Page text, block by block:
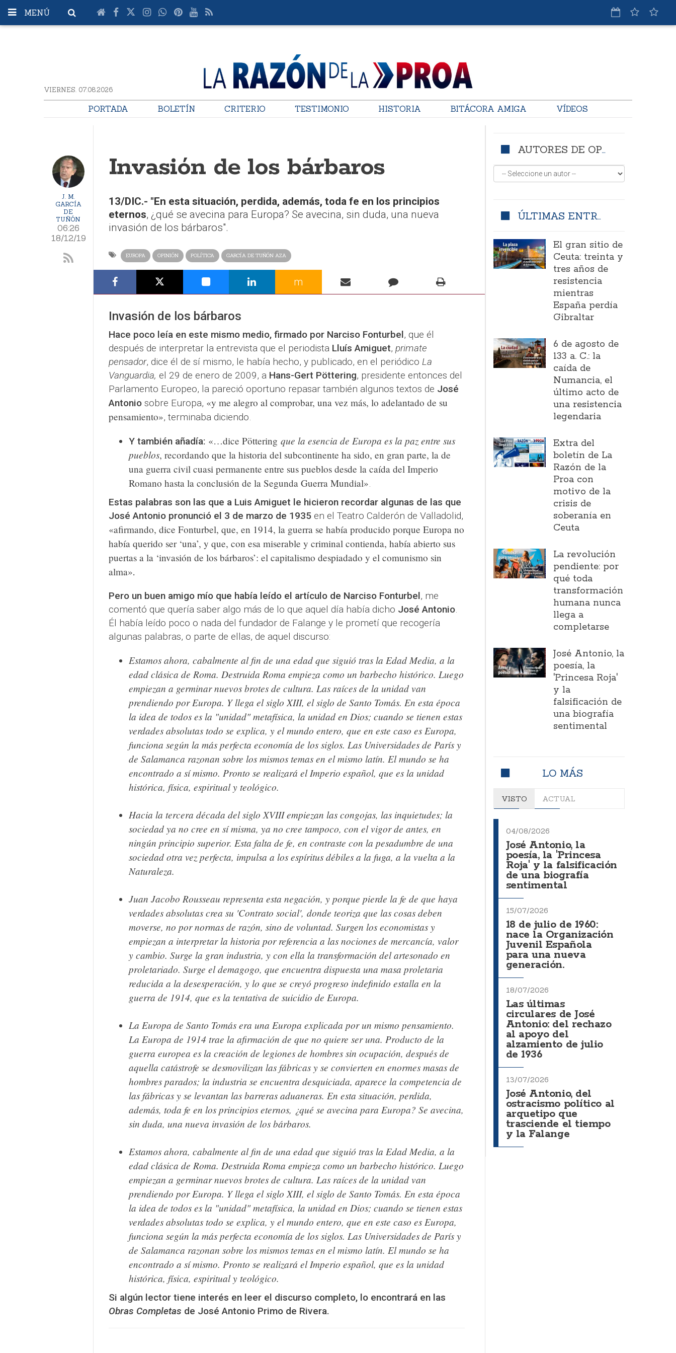
MENÚ
VIERNES. 07.08.2026
PORTADA BOLETÍN CRITERIO TESTIMONIO HISTORIA BITÁCORA AMIGA VÍDEOS
J. M.
GARCÍA
DE
TUÑÓN
06:26
18/12/19
Invasión de los bárbaros
13/DIC.- "En esta situación, perdida, además, toda fe en los principios
eternos, ¿qué se avecina para Europa? Se avecina, sin duda, una nueva
invasión de los bárbaros".
EUROPA OPINIÓN POLÍTICA GARCÍA DE TUÑÓN AZA
m
Invasión de los bárbaros
Hace poco leía en este mismo medio, firmado por Narciso Fonturbel, que él
después de interpretar la entrevista que el periodista Lluís Amiguet, primate
pensador, dice él de sí mismo, le había hecho, y publicado, en el periódico La
Vanguardia, el 29 de enero de 2009, a Hans-Gert Pöttering, presidente entonces del
Parlamento Europeo, la pareció oportuno repasar también algunos textos de José
Antoniosobre Europa, «y me alegro al comprobar, una vez más, lo adelantado de su
pensamiento», terminaba diciendo.
Y también añadía: «…dice Pöttering que la esencia de Europa es la paz entre sus
pueblos, recordando que la historia del subcontinente ha sido, en gran parte, la de
una guerra civil cuasi permanente entre sus pueblos desde la caída del Imperio
Romano hasta la conclusión de la Segunda Guerra Mundial».
Estas palabras son las que a Luis Amiguet le hicieron recordar algunas de las que
José Antonio pronunció el 3 de marzo de 1935en el Teatro Calderón de Valladolid,
«afirmando, dice Fonturbel, que, en 1914, la guerra se había producido porque Europa no
había querido ser ‘una’, y que, con esa miserable y criminal contienda, había abierto sus
puertas a la ‘invasión de los bárbaros’: el capitalismo despiadado y el comunismo sin
alma».
Pero un buen amigo mío que había leído el artículo de Narciso Fonturbel, me
comentó que quería saber algo más de lo que aquel día había dicho José Antonio.
Él había leído poco o nada del fundador de Falange y le prometí que recogería
algunas palabras, o parte de ellas, de aquel discurso:
Estamos ahora, cabalmente al fin de una edad que siguió tras la Edad Media, a la
edad clásica de Roma. Destruida Roma empieza como un barbecho histórico. Luego
empiezan a germinar nuevos brotes de cultura. Las raíces de la unidad van
prendiendo por Europa. Y llega el siglo XIII, el siglo de Santo Tomás. En esta época
la idea de todos es la "unidad" metafísica, la unidad en Dios; cuando se tienen estas
verdades absolutas todo se explica, y el mundo entero, que en este caso es Europa,
funciona según la más perfecta economía de los siglos. Las Universidades de París y
de Salamanca razonan sobre los mismos temas en el mismo latín. El mundo se ha
encontrado a sí mismo. Pronto se realizará el Imperio español, que es la unidad
histórica, física, espiritual y teológico.
Hacia la tercera década del siglo XVIII empiezan las congojas, las inquietudes; la
sociedad ya no cree en sí misma, ya no cree tampoco, con el vigor de antes, en
ningún principio superior. Esta falta de fe, en contraste con la pesadumbre de una
sociedad otra vez perfecta, impulsa a los espíritus débiles a la fuga, a la vuelta a la
Naturaleza.
Juan Jacobo Rousseau representa esta negación, y porque pierde la fe de que haya
verdades absolutas crea su 'Contrato social', donde teoriza que las cosas deben
moverse, no por normas de razón, sino de voluntad. Surgen los economistas y
empiezan a interpretar la historia por referencia a las nociones de mercancía, valor
y cambio. Surge la gran industria, y con ella la transformación del artesonado en
proletariado. Surge el demagogo, que encuentra dispuesta una masa proletaria
reducida a la desesperación, y lo que se creyó progreso indefinido estalla en la
guerra de 1914, que es la tentativa de suicidio de Europa.
La Europa de Santo Tomás era una Europa explicada por un mismo pensamiento.
La Europa de 1914 trae la afirmación de que no quiere ser una. Producto de la
guerra europea es la creación de legiones de hombres sin ocupación, después de
aquella catástrofe se desmovilizan las fábricas y se convierten en enormes masas de
hombres parados; la industria se encuentra desquiciada, aparece la competencia de
las fábricas y se levantan las barreras aduaneras. En esta situación, perdida,
además, toda fe en los principios eternos, ¿qué se avecina para Europa? Se avecina,
sin duda, una nueva invasión de los bárbaros.
Estamos ahora, cabalmente al fin de una edad que siguió tras la Edad Media, a la
edad clásica de Roma. Destruida Roma empieza como un barbecho histórico. Luego
empiezan a germinar nuevos brotes de cultura. Las raíces de la unidad van
prendiendo por Europa. Y llega el siglo XIII, el siglo de Santo Tomás. En esta época
la idea de todos es la "unidad" metafísica, la unidad en Dios; cuando se tienen estas
verdades absolutas todo se explica, y el mundo entero, que en este caso es Europa,
funciona según la más perfecta economía de los siglos. Las Universidades de París y
de Salamanca razonan sobre los mismos temas en el mismo latín. El mundo se ha
encontrado a sí mismo. Pronto se realizará el Imperio español, que es la unidad
histórica, física, espiritual y teológico.
Si algún lector tiene interés en leer el discurso completo, lo encontrará en las
Obras Completas de José Antonio Primo de Rivera.
AUTORES DE OPINIÓN
ÚLTIMAS ENTRADAS
El gran sitio de
Ceuta: treinta y
tres años de
resistencia
mientras
España perdía
Gibraltar
6 de agosto de
133 a. C.: la
caída de
Numancia, el
último acto de
una resistencia
legendaria
Extra del
boletín de La
Razón de la
Proa con
motivo de la
crisis de
soberanía en
Ceuta
La revolución
pendiente: por
qué toda
transformación
humana nunca
llega a
completarse
José Antonio, la
poesía, la
'Princesa Roja'
y la
falsificación de
una biografía
sentimental
LO MÁS
VISTO ACTUAL
04/08/2026
José Antonio, la
poesía, la 'Princesa
Roja' y la falsificación
de una biografía
sentimental
15/07/2026
18 de julio de 1960:
nace la Organización
Juvenil Española
para una nueva
generación.
18/07/2026
Las últimas
circulares de José
Antonio: del rechazo
al apoyo del
alzamiento de julio
de 1936
13/07/2026
José Antonio, del
ostracismo político al
arquetipo que
trasciende el tiempo
y la Falange